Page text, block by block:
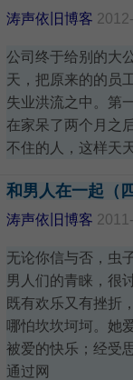
涛声依旧博客
公司终于给别的大
天，把原来的的员
失业洪流之中。第
在家呆了两个月之
不住的人，这样天
和男人在一起（四
涛声依旧博客
无论你信与否，虫
男人们的青睐，很
既有欢乐又有挫折
哪怕坎坎坷坷。她
被爱的快乐；经受
通过网